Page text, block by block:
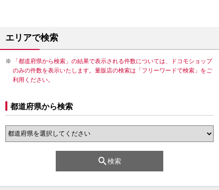
エリアで検索
「都道府県から検索」の結果で表示される件数については、ドコモショップ
のみの件数を表示いたします。量販店の検索は「フリーワードで検索」をご
利用ください。
都道府県から検索
検索